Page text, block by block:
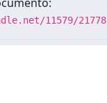
11579/21778